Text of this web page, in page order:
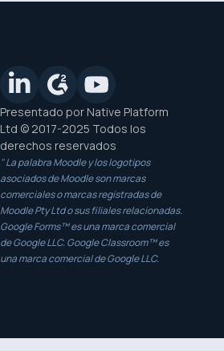
Presentado por Native Platform
Ltd © 2017-2025 Todos los
derechos reservados
" La palabra Moodle y los logotipos
asociados de Moodle son marcas
comerciales o marcas registradas de
Moodle Pty Ltd o sus filiales relacionadas.
Google Forms™ es una marca comercial
de Google LLC. Google Classroom™ es
una marca comercial de Google LLC.